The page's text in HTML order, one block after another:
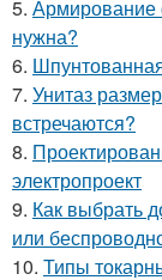
5. Армирование
нужна?
6.
7. Унитаз
встречаются?
8.
электропроект
9. Как выбрать
или
10. Типы